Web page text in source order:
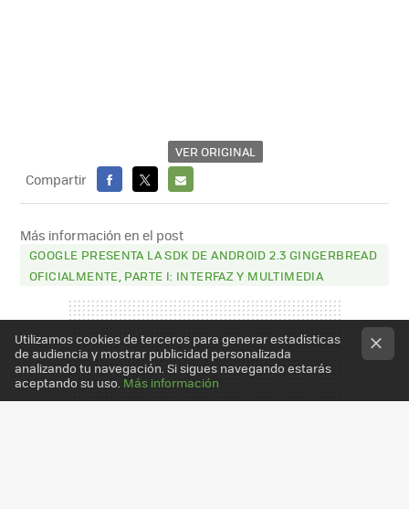
VER ORIGINAL
Compartir
FACEBOOK
X
E-
MAIL
Más información en el post
GOOGLE PRESENTA LA SDK DE ANDROID 2.3 GINGERBREAD
OFICIALMENTE, PARTE I: INTERFAZ Y MULTIMEDIA
Utilizamos cookies de terceros para generar estadísticas
de audiencia y mostrar publicidad personalizada
analizando tu navegación. Si sigues navegando estarás
aceptando su uso. Más información